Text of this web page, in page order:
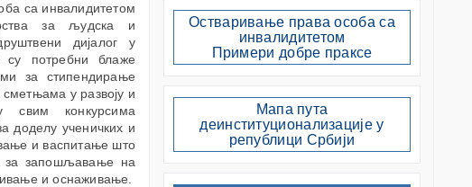
са инвалидитетом
за људска и
дијалог у
су потребни блаже
за стипендирање
у развоју и
свим конкурсима
доделу ученичких и
и васпитање што
за запошљавање на
и оснаживање.
Остваривање права особа са
инвалидитетом
Примери добре праксе
Мапа пута
деинституционализације у
републици Србији